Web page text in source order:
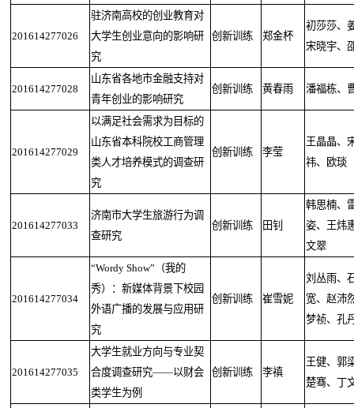
201614277026
驻济南高校的创业教育对
大学生创业意向的影响研
究
创新训练 郑金杯
初莎莎、
宋晓宇、
201614277028
山东省各地市金融支持对
青年创业的影响研究
创新训练 黄春雨 潘福栋、
201614277029
以满足社会需求为目标的
山东省本科院校工商管理
类人才培养模式的调查研
究
创新训练 李莹
王晶晶、
祎、欧琰
201614277033
济南市大学生旅游行为调
查研究
创新训练 田钊
韩思楠、
姿、王炜
文翠
201614277034
“Wordy Show”（我的
秀）：新媒体背景下校园
外语广播的发展与应用研
究
创新训练 崔雪妮
刘丛雨、
宽、赵沛
梦祯、孔
201614277035
大学生就业方向与专业契
合度调查研究——以财会
类学生为例
创新训练 李禛
王健、郭
楚骞、丁